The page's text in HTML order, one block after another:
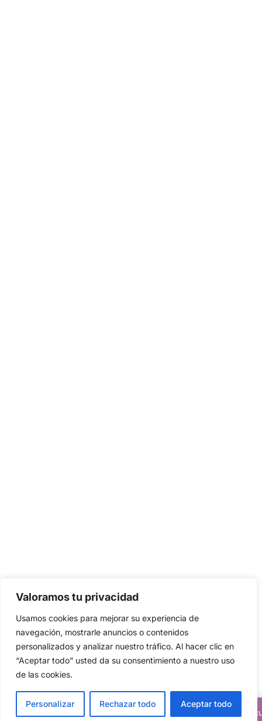
Valoramos tu privacidad
Usamos cookies para mejorar su experiencia de
navegación, mostrarle anuncios o contenidos
personalizados y analizar nuestro tráfico. Al hacer clic en
“Aceptar todo” usted da su consentimiento a nuestro uso
de las cookies.
Personalizar Rechazar todo Aceptar todo
Descuentos del 20% en todos nuestros
Translate »